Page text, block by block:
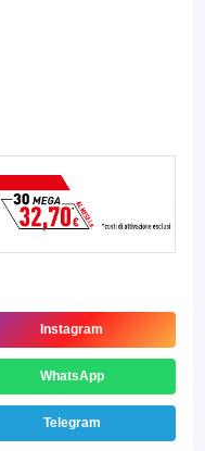
Instagram
WhatsApp
Telegram